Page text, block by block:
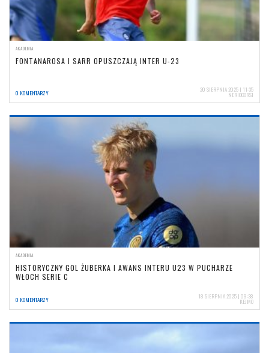
AKADEMIA
FONTANAROSA I SARR OPUSZCZAJĄ INTER U-23
0 KOMENTARZY 20 SIERPNIA 2025 | 11:35
NERIOCORSI
AKADEMIA
HISTORYCZNY GOL ŻUBERKA I AWANS INTERU U23 W PUCHARZE
WŁOCH SERIE C
0 KOMENTARZY 18 SIERPNIA 2025 | 09:38
KEJMO